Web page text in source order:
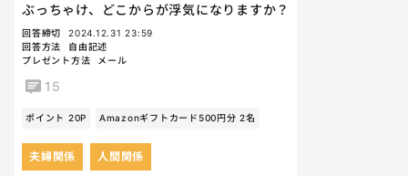
ぶっちゃけ、どこからが浮気になりますか？
回答締切
2024.12.31 23:59
回答方法
自由記述
プレゼント方法
メール
15
ポイント 20P Amazonギフトカード500円分 2名
夫婦関係 人間関係